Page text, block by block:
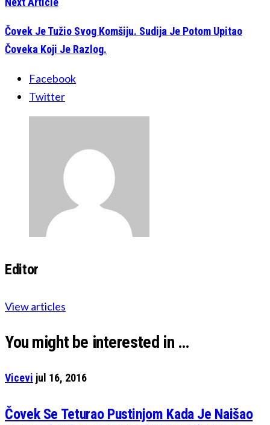
Čovek Je Tužio Svog Komšiju. Sudija Je Potom Upitao
Čoveka Koji Je Razlog.
Facebook
Twitter
Editor
View articles
You might be interested in …
Vicevi jul 16, 2016
Čovek Se Teturao Pustinjom Kada Je Naišao